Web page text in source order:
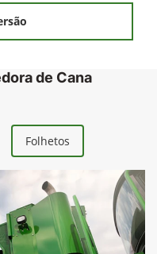
de Cana
Folhetos